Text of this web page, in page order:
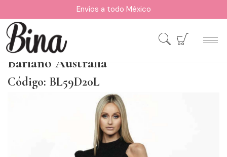
Envíos a todo México
Bariano Australia
Código: BL59D20L